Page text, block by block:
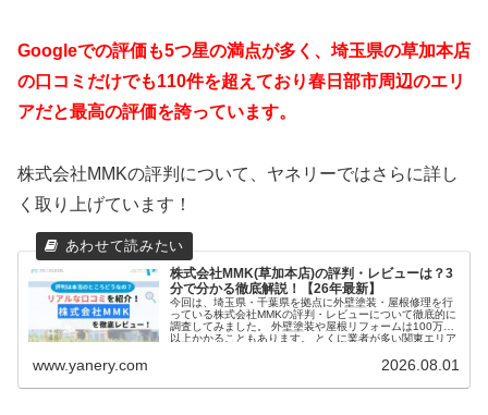
Googleでの評価も5つ星の満点が多く、埼玉県の草加本店
の口コミだけでも110件を超えており春日部市周辺のエリ
アだと最高の評価を誇っています。
株式会社MMKの評判について、ヤネリーではさらに詳し
く取り上げています！
株式会社MMK(草加本店)の評判・レビューは？3
分で分かる徹底解説！【26年最新】
今回は、埼玉県・千葉県を拠点に外壁塗装・屋根修理を行
っている株式会社MMKの評判・レビューについて徹底的に
調査してみました。 外壁塗装や屋根リフォームは100万円
以上かかることもあります。 とくに業者が多い関東エリア
www.yanery.com 2026.08.01